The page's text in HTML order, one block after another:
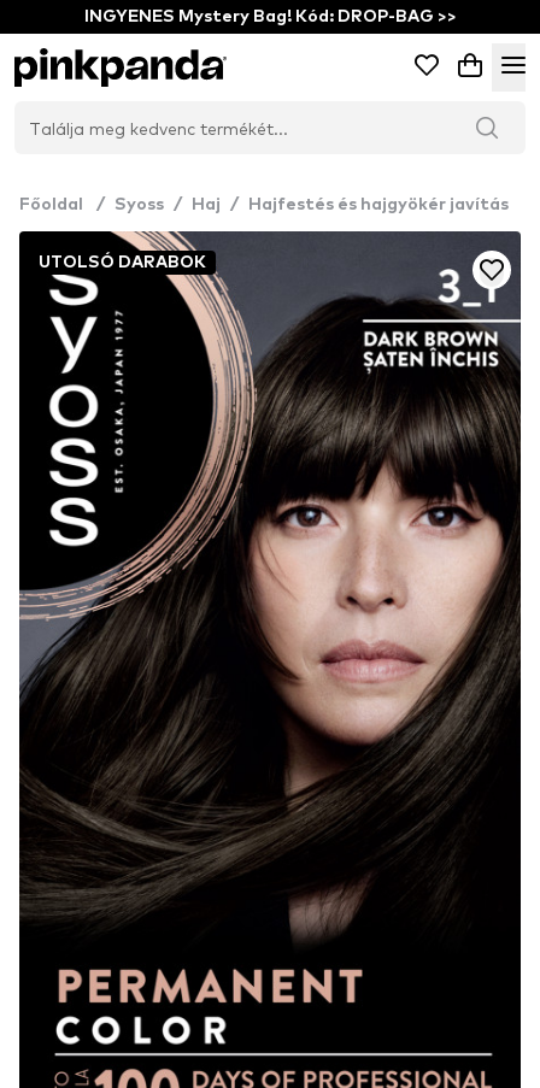
INGYENES Mystery Bag! Kód: DROP-BAG >>
Főoldal / Syoss / Haj / Hajfestés és hajgyökér javítás
UTOLSÓ DARABOK